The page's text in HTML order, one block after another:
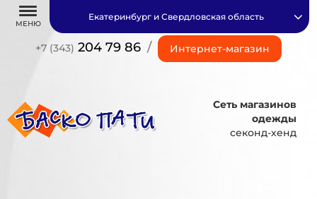
МЕНЮ
+7 (343) 204 79 86 / Интернет-магазин
Екатеринбург и Свердловская область
Сеть магазинов
одежды
секонд-хенд